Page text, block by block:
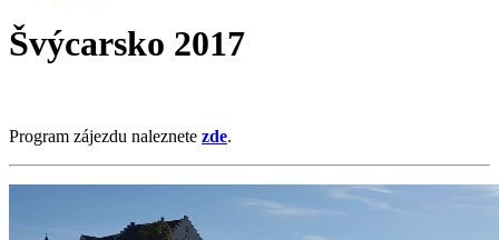
Švýcarsko 2017
Program zájezdu naleznete zde.